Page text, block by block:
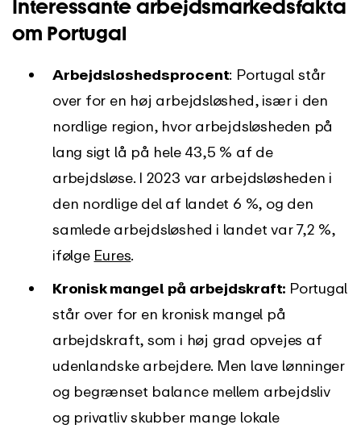
Interessante arbejdsmarkedsfakta
om Portugal
Arbejdsløshedsprocent: Portugal står
over for en høj arbejdsløshed, især i den
nordlige region, hvor arbejdsløsheden på
lang sigt lå på hele 43,5 % af de
arbejdsløse. I 2023 var arbejdsløsheden i
den nordlige del af landet 6 %, og den
samlede arbejdsløshed i landet var 7,2 %,
ifølge Eures.
Kronisk mangel på arbejdskraft: Portugal
står over for en kronisk mangel på
arbejdskraft, som i høj grad opvejes af
udenlandske arbejdere. Men lave lønninger
og begrænset balance mellem arbejdsliv
og privatliv skubber mange lokale